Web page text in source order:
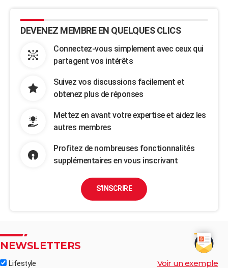
DEVENEZ MEMBRE EN QUELQUES CLICS
Connectez-vous simplement avec ceux qui
partagent vos intérêts
Suivez vos discussions facilement et
obtenez plus de réponses
Mettez en avant votre expertise et aidez les
autres membres
Profitez de nombreuses fonctionnalités
supplémentaires en vous inscrivant
S'INSCRIRE
NEWSLETTERS
Lifestyle Voir un exemple